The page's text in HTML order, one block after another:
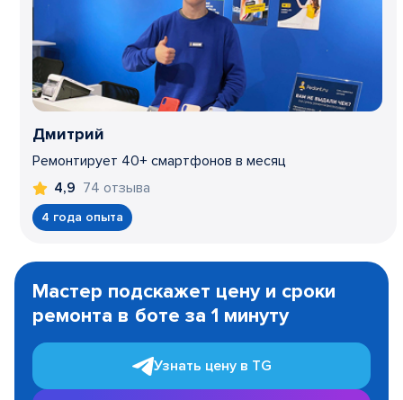
Дмитрий
Ремонтирует 40+ смартфонов в месяц
4,9 74 отзыва
4 года опыта
1
Мастер подскажет цену и сроки
ремонта в боте за 1 минуту
Узнать цену в TG